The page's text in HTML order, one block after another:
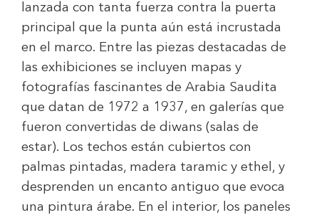
lanzada con tanta fuerza contra la puerta
principal que la punta aún está incrustada
en el marco. Entre las piezas destacadas de
las exhibiciones se incluyen mapas y
fotografías fascinantes de Arabia Saudita
que datan de 1972 a 1937, en galerías que
fueron convertidas de diwans (salas de
estar). Los techos están cubiertos con
palmas pintadas, madera taramic y ethel, y
desprenden un encanto antiguo que evoca
una pintura árabe. En el interior, los paneles